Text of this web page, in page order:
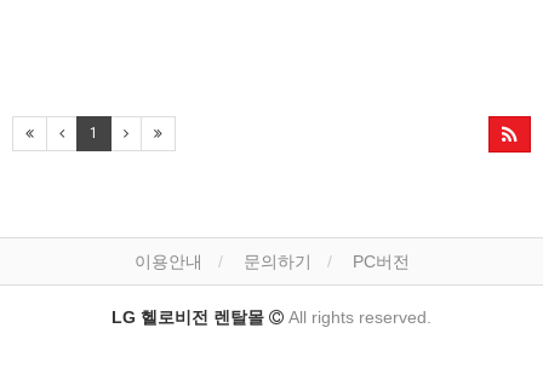
1
이용안내 문의하기 PC버전
LG 헬로비전 렌탈몰 All rights reserved.